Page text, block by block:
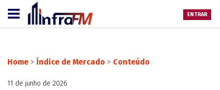
ENTRAR
Home > Índice de Mercado > Conteúdo
11 de junho de 2026